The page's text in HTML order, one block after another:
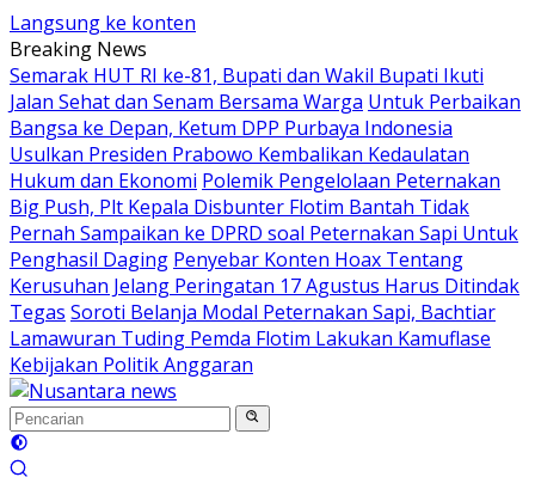
Langsung ke konten
Breaking News
Semarak HUT RI ke-81, Bupati dan Wakil Bupati Ikuti
Jalan Sehat dan Senam Bersama Warga Untuk Perbaikan
Bangsa ke Depan, Ketum DPP Purbaya Indonesia
Usulkan Presiden Prabowo Kembalikan Kedaulatan
Hukum dan Ekonomi Polemik Pengelolaan Peternakan
Big Push, Plt Kepala Disbunter Flotim Bantah Tidak
Pernah Sampaikan ke DPRD soal Peternakan Sapi Untuk
Penghasil Daging Penyebar Konten Hoax Tentang
Kerusuhan Jelang Peringatan 17 Agustus Harus Ditindak
Tegas Soroti Belanja Modal Peternakan Sapi, Bachtiar
Lamawuran Tuding Pemda Flotim Lakukan Kamuflase
Kebijakan Politik Anggaran